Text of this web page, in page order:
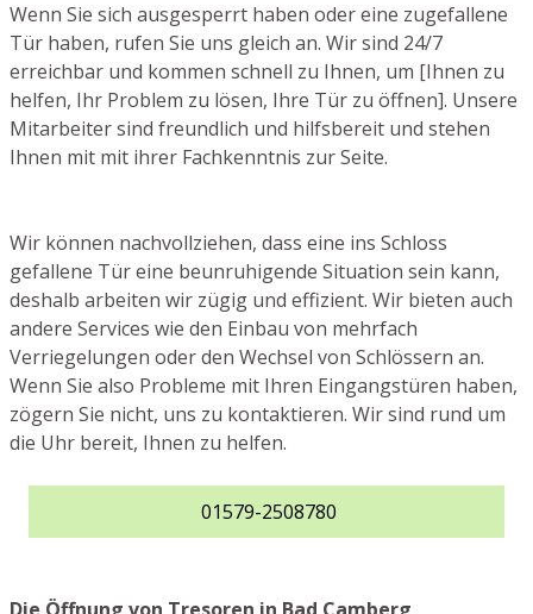
Wenn Sie sich ausgesperrt haben oder eine zugefallene
Tür haben, rufen Sie uns gleich an. Wir sind 24/7
erreichbar und kommen schnell zu Ihnen, um [Ihnen zu
helfen, Ihr Problem zu lösen, Ihre Tür zu öffnen]. Unsere
Mitarbeiter sind freundlich und hilfsbereit und stehen
Ihnen mit mit ihrer Fachkenntnis zur Seite.
Wir können nachvollziehen, dass eine ins Schloss
gefallene Tür eine beunruhigende Situation sein kann,
deshalb arbeiten wir zügig und effizient. Wir bieten auch
andere Services wie den Einbau von mehrfach
Verriegelungen oder den Wechsel von Schlössern an.
Wenn Sie also Probleme mit Ihren Eingangstüren haben,
zögern Sie nicht, uns zu kontaktieren. Wir sind rund um
die Uhr bereit, Ihnen zu helfen.
01579-2508780